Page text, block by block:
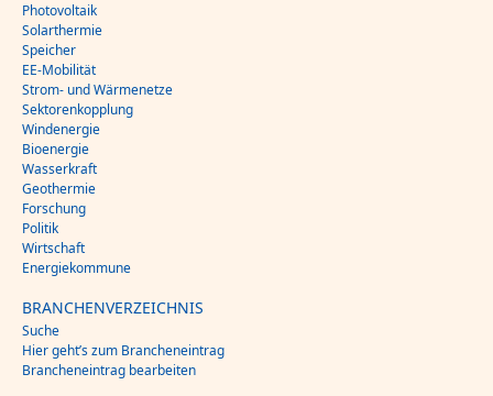
Photovoltaik
Solarthermie
Speicher
EE-Mobilität
Strom- und Wärmenetze
Sektorenkopplung
Windenergie
Bioenergie
Wasserkraft
Geothermie
Forschung
Politik
Wirtschaft
Energiekommune
BRANCHENVERZEICHNIS
Suche
Hier geht’s zum Brancheneintrag
Brancheneintrag bearbeiten